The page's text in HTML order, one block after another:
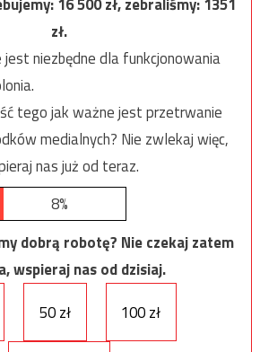
zł.
niezbędne dla funkcjonowania
tego jak ważne jest przetrwanie
medialnych? Nie zwlekaj więc,
nas już od teraz.
8%
dobrą robotę? Nie czekaj zatem
wspieraj nas od dzisiaj.
50 zł 100 zł